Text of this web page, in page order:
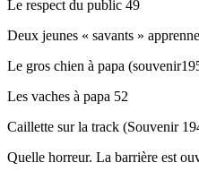
Le respect du public 49
Deux jeunes « savants »
Le gros chien à papa
Les vaches à papa 52
Caillette sur la track (Souvenir
Quelle horreur. La barrière est